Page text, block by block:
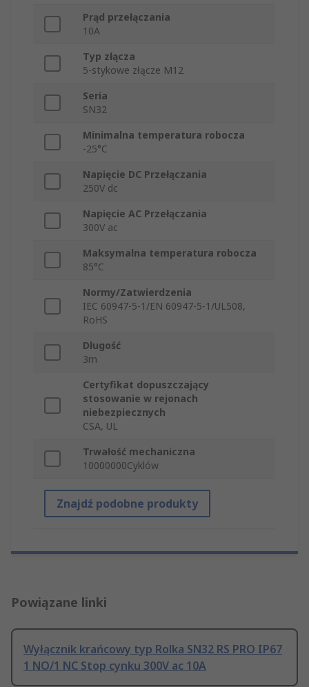
Prąd przełączania
10A
Typ złącza
5-stykowe złącze M12
Seria
SN32
Minimalna temperatura robocza
-25°C
Napięcie DC Przełączania
250V dc
Napięcie AC Przełączania
300V ac
Maksymalna temperatura robocza
85°C
Normy/Zatwierdzenia
IEC 60947-5-1/EN 60947-5-1/UL508,
RoHS
Długość
3m
Certyfikat dopuszczający
stosowanie w rejonach
niebezpiecznych
CSA, UL
Trwałość mechaniczna
10000000Cyklów
Znajdź podobne produkty
Powiązane linki
Wyłącznik krańcowy typ Rolka SN32 RS PRO IP67
1 NO/1 NC Stop cynku 300V ac 10A